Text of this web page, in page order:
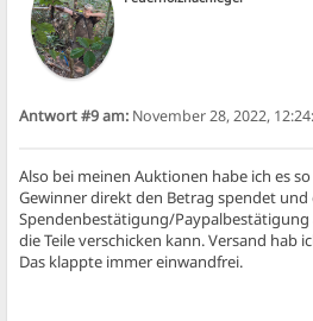
Antwort #9 am: November 28, 2022,
Also bei meinen Auktionen habe ich es
Gewinner direkt den Betrag spendet und
Spendenbestätigung/
die Teile verschicken kann. Versand hab
Das klappte immer einwandfrei.